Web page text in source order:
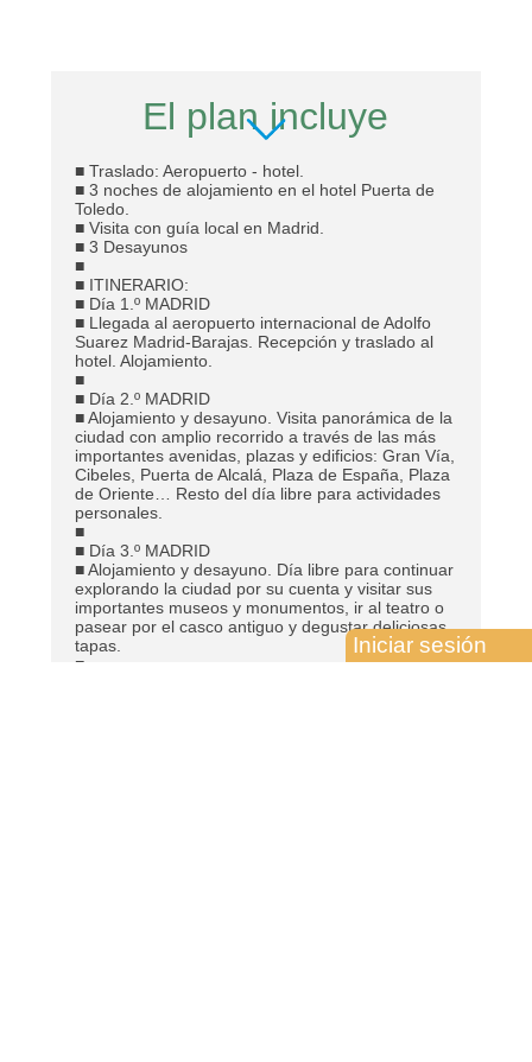
El plan incluye
■ Traslado: Aeropuerto - hotel.
■ 3 noches de alojamiento en el hotel Puerta de
Toledo.
■ Visita con guía local en Madrid.
■ 3 Desayunos
■
■ ITINERARIO:
■ Día 1.º MADRID
■ Llegada al aeropuerto internacional de Adolfo
Suarez Madrid-Barajas. Recepción y traslado al
hotel. Alojamiento.
■
■ Día 2.º MADRID
■ Alojamiento y desayuno. Visita panorámica de la
ciudad con amplio recorrido a través de las más
importantes avenidas, plazas y edificios: Gran Vía,
Cibeles, Puerta de Alcalá, Plaza de España, Plaza
de Oriente… Resto del día libre para actividades
personales.
■
■ Día 3.º MADRID
■ Alojamiento y desayuno. Día libre para continuar
explorando la ciudad por su cuenta y visitar sus
importantes museos y monumentos, ir al teatro o
pasear por el casco antiguo y degustar deliciosas
tapas.
■
Iniciar sesión